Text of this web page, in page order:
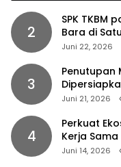
2
SPK TKBM
Bara di
Juni 22, 2026
3
Penutupan
Juni 21, 2026
4
Perkuat
Kerja
Juni 14, 2026